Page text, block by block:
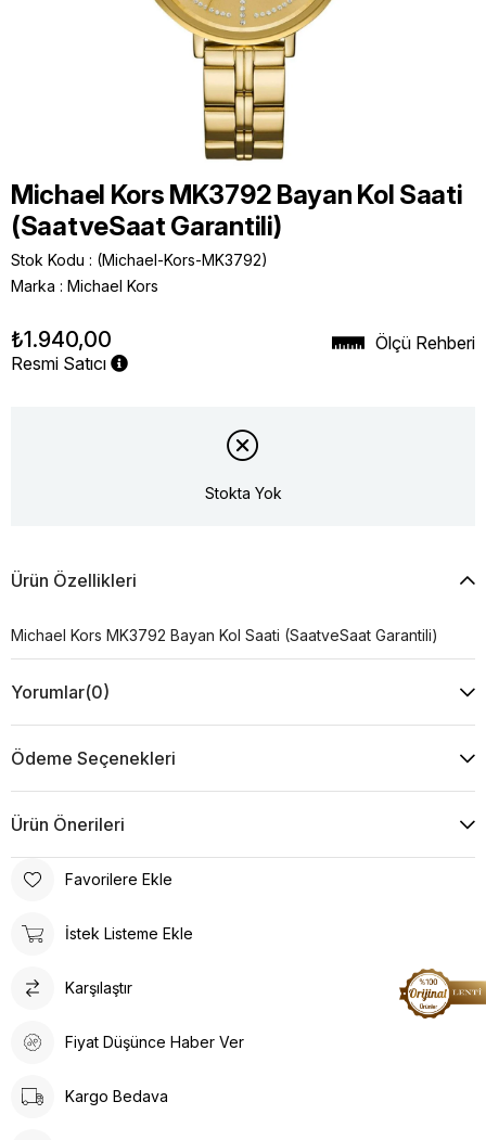
Michael Kors MK3792 Bayan Kol Saati
(SaatveSaat Garantili)
Stok Kodu
(Michael-Kors-MK3792)
Marka : Michael Kors
₺1.940,00
Resmi Satıcı
Ölçü Rehberi
Stokta Yok
Ürün Özellikleri
Michael Kors MK3792 Bayan Kol Saati (SaatveSaat Garantili)
Yorumlar(0)
Ödeme Seçenekleri
Ürün Önerileri
Favorilere Ekle
İstek Listeme Ekle
Karşılaştır
Fiyat Düşünce Haber Ver
Kargo Bedava